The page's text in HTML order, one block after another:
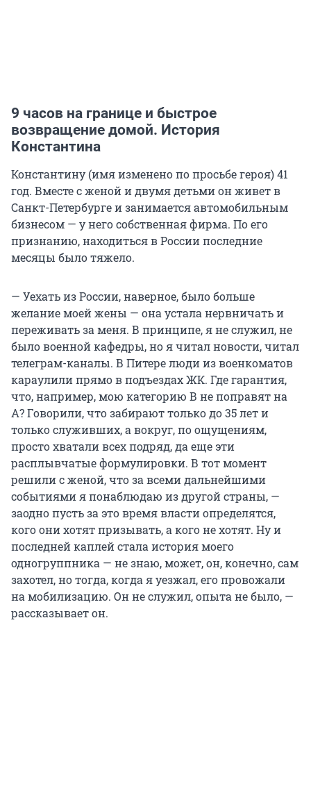
9 часов на границе и быстрое
возвращение домой. История
Константина
Константину (имя изменено по просьбе героя) 41
год. Вместе с женой и двумя детьми он живет в
Санкт-Петербурге и занимается автомобильным
бизнесом — у него собственная фирма. По его
признанию, находиться в России последние
месяцы было тяжело.
— Уехать из России, наверное, было больше
желание моей жены — она устала нервничать и
переживать за меня. В принципе, я не служил, не
было военной кафедры, но я читал новости, читал
телеграм-каналы. В Питере люди из военкоматов
караулили прямо в подъездах ЖК. Где гарантия,
что, например, мою категорию В не поправят на
А? Говорили, что забирают только до 35 лет и
только служивших, а вокруг, по ощущениям,
просто хватали всех подряд, да еще эти
расплывчатые формулировки. В тот момент
решили с женой, что за всеми дальнейшими
событиями я понаблюдаю из другой страны, —
заодно пусть за это время власти определятся,
кого они хотят призывать, а кого не хотят. Ну и
последней каплей стала история моего
одногруппника — не знаю, может, он, конечно, сам
захотел, но тогда, когда я уезжал, его провожали
на мобилизацию. Он не служил, опыта не было, —
рассказывает он.